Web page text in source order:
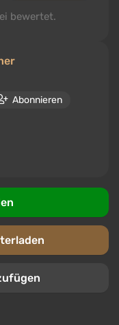
Abonnieren
bewertet.